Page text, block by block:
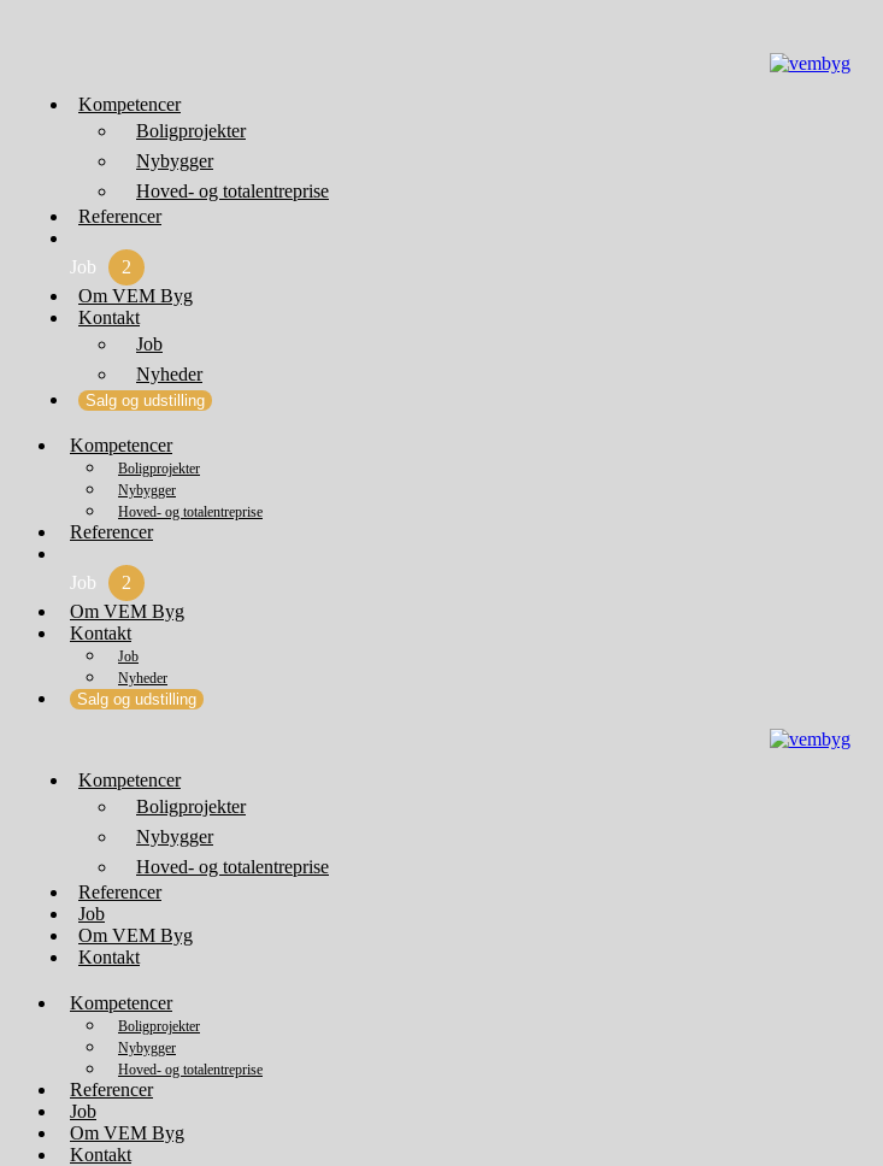
Kompetencer
Boligprojekter
Nybygger
Hoved- og totalentreprise
Referencer
Job
2
Om VEM Byg
Kontakt
Job
Nyheder
Salg og udstilling
Kompetencer
Boligprojekter
Nybygger
Hoved- og totalentreprise
Referencer
Job
2
Om VEM Byg
Kontakt
Job
Nyheder
Salg og udstilling
Kompetencer
Boligprojekter
Nybygger
Hoved- og totalentreprise
Referencer
Job
Om VEM Byg
Kontakt
Kompetencer
Boligprojekter
Nybygger
Hoved- og totalentreprise
Referencer
Job
Om VEM Byg
Kontakt